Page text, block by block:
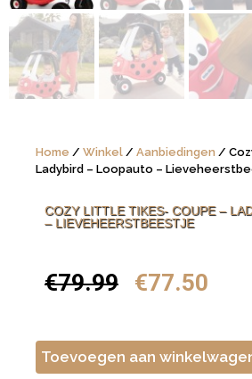
Home / Winkel / Aanbiedingen /
Ladybird – Loopauto –
COZY LITTLE TIKES- COUPE –
– LIEVEHEERSTBEESTJE
€79.99 €77.50
Toevoegen aan